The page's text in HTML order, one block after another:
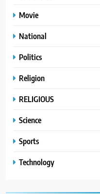
Movie
National
Politics
Religion
RELIGIOUS
Science
Sports
Technology